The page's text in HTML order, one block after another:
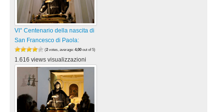
VI° Centenario della nascita di
San Francesco di Paola:
(2 votes, average: 4,00 out of 5)
1.616 views visualizzazioni